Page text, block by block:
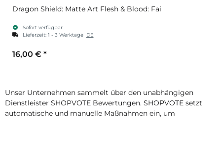
Dragon Shield: Matte Art Flesh & Blood: Fai
Sofort verfügbar
Lieferzeit: 1 - 3 Werktage DE
16,00 € *
Unser Unternehmen sammelt über den unabhängigen
Dienstleister SHOPVOTE Bewertungen. SHOPVOTE setzt
automatische und manuelle Maßnahmen ein, um